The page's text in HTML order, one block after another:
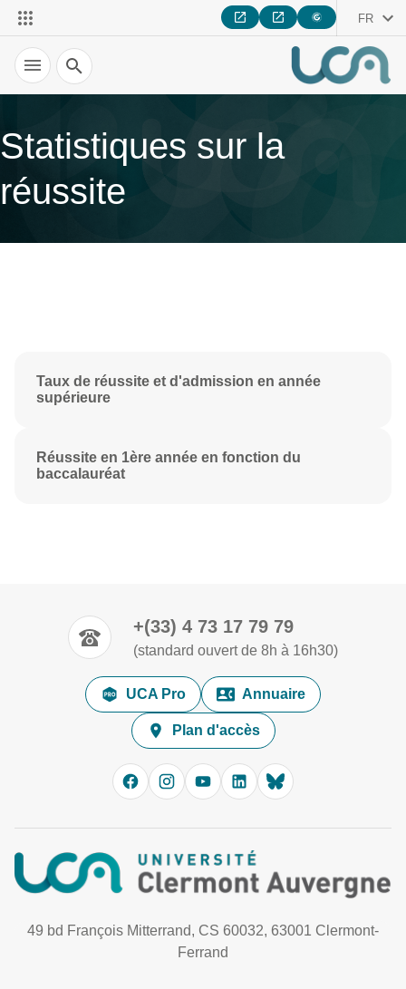
FR
Recherche
Statistiques sur la
réussite
Taux de réussite et d'admission en année
supérieure
Réussite en 1ère année en fonction du
baccalauréat
+(33) 4 73 17 79 79
(standard ouvert de 8h à 16h30)
UCA Pro Annuaire
Plan d'accès
49 bd François Mitterrand, CS 60032, 63001 Clermont-
Ferrand